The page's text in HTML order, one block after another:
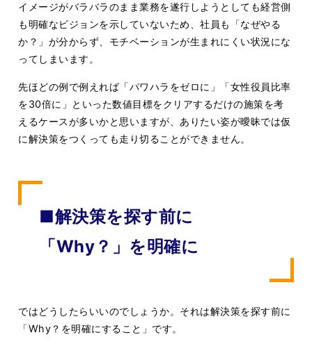
イメージがバラバラのまま業務を遂行しようとしても経営側
も明確なビジョンを示していないため、社員も「なぜやる
か？」が分からず、モチベーションが生まれにくい状況にな
ってしまいます。
先ほどの例で例えれば「パワハラをゼロに」「女性役員比率
を30倍に」といった数値目標をクリアするだけの施策を考
えるケースが多いかと思いますが、ありたい姿が曖昧では仮
に解決策をつくっても走り切ることができません。
■解決策を探す前に
「Why？」を明確に
ではどうしたらいいのでしょうか。それは解決策を探す前に
「Why？を明確にすること」です。